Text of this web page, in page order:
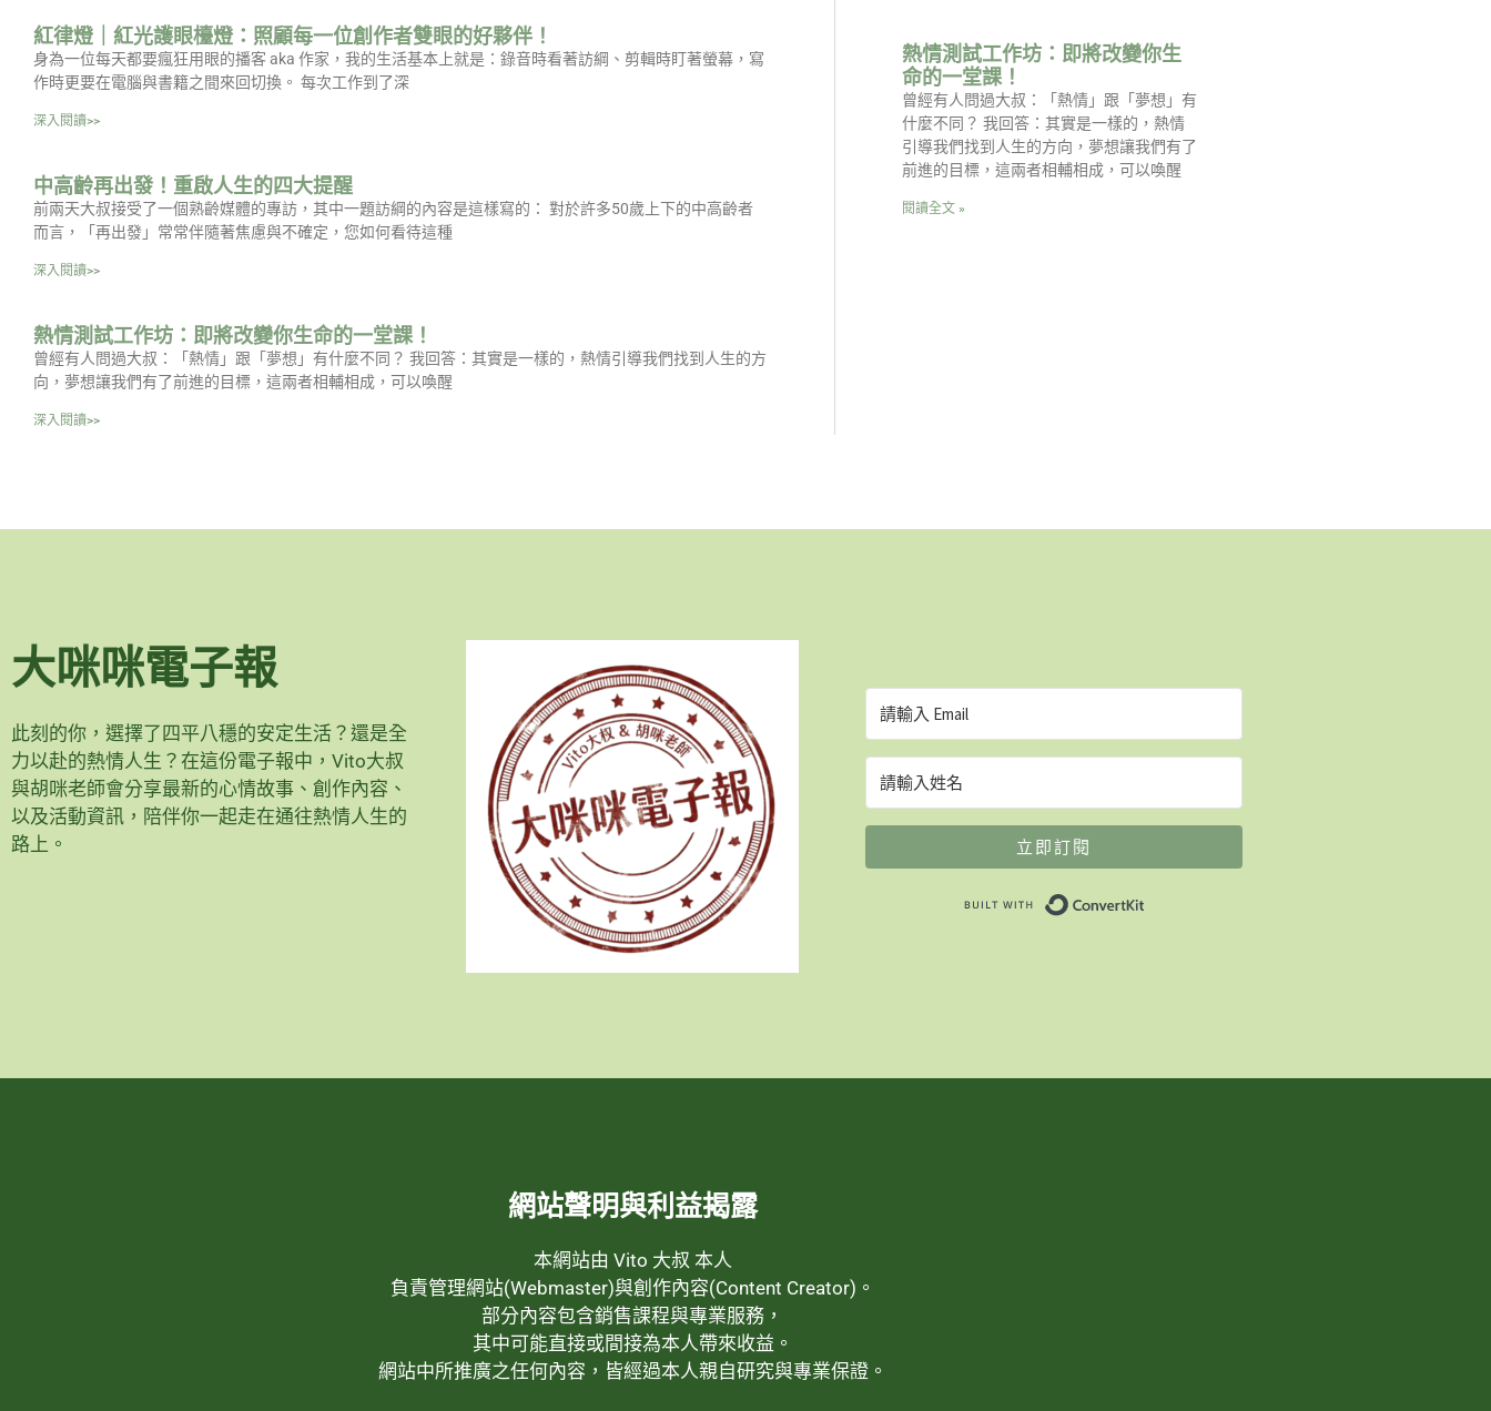
紅律燈｜紅光護眼檯燈：照顧每一位創作者雙眼的好夥伴！
身為一位每天都要瘋狂用眼的播客 aka 作家，我的生活基本上就是：錄音時看著訪綱、剪輯時盯著螢幕，寫
作時更要在電腦與書籍之間來回切換。 每次工作到了深
深入閱讀>>
中高齡再出發！重啟人生的四大提醒
前兩天大叔接受了一個熟齡媒體的專訪，其中一題訪綱的內容是這樣寫的： 對於許多50歲上下的中高齡者
而言，「再出發」常常伴隨著焦慮與不確定，您如何看待這種
深入閱讀>>
熱情測試工作坊：即將改變你生命的一堂課！
曾經有人問過大叔：「熱情」跟「夢想」有什麼不同？ 我回答：其實是一樣的，熱情引導我們找到人生的方
向，夢想讓我們有了前進的目標，這兩者相輔相成，可以喚醒
深入閱讀>>
熱情測試工作坊：即將改變你生
命的一堂課！
曾經有人問過大叔：「熱情」跟「夢想」有
什麼不同？ 我回答：其實是一樣的，熱情
引導我們找到人生的方向，夢想讓我們有了
前進的目標，這兩者相輔相成，可以喚醒
閱讀全文 »
大咪咪電子報
此刻的你，選擇了四平八穩的安定生活？還是全
力以赴的熱情人生？在這份電子報中，Vito大叔
與胡咪老師會分享最新的心情故事、創作內容、
以及活動資訊，陪伴你一起走在通往熱情人生的
路上。
立即訂閱
網站聲明與利益揭露
本網站由 Vito 大叔 本人
負責管理網站(Webmaster)與創作內容(Content Creator)。
部分內容包含銷售課程與專業服務，
其中可能直接或間接為本人帶來收益。
網站中所推廣之任何內容，皆經過本人親自研究與專業保證。